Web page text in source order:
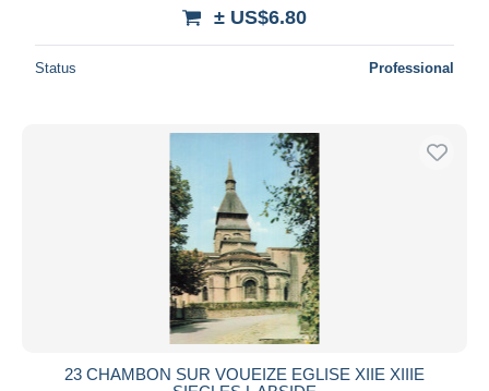
± US$6.80
Status Professional
23 CHAMBON SUR VOUEIZE EGLISE XIIE XIIIE